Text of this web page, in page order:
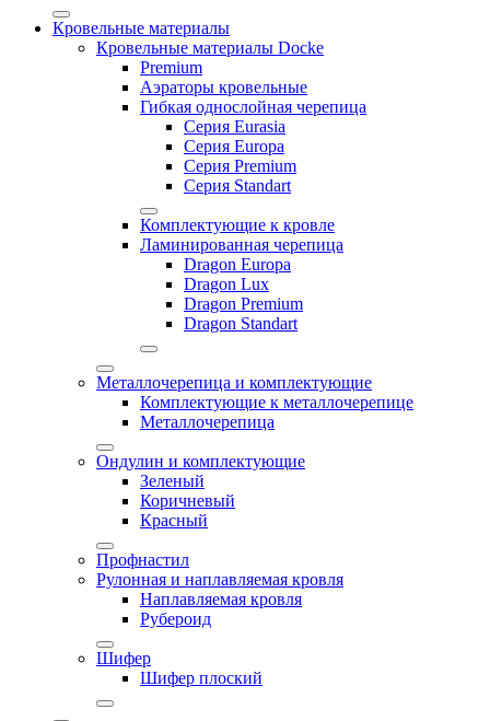
Кровельные материалы
Кровельные материалы Docke
Premium
Аэраторы кровельные
Гибкая однослойная черепица
Серия Eurasia
Серия Europa
Серия Premium
Серия Standart
Комплектующие к кровле
Ламинированная черепица
Dragon Europa
Dragon Lux
Dragon Premium
Dragon Standart
Металлочерепица и комплектующие
Комплектующие к металлочерепице
Металлочерепица
Ондулин и комплектующие
Зеленый
Коричневый
Красный
Профнастил
Рулонная и наплавляемая кровля
Наплавляемая кровля
Рубероид
Шифер
Шифер плоский